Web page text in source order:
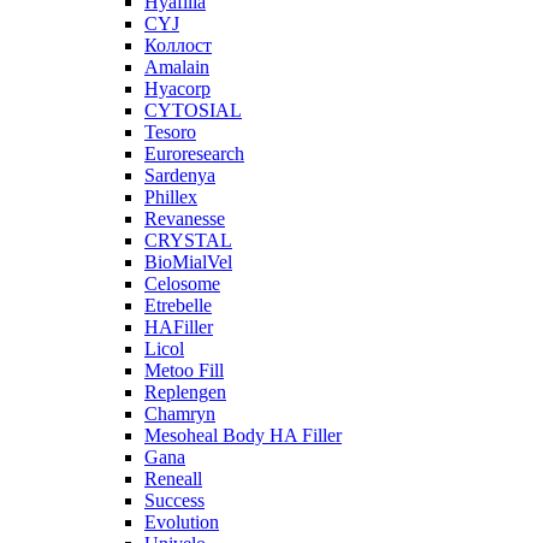
CYJ
Коллост
Amalain
Hyacorp
CYTOSIAL
Tesoro
Euroresearch
Sardenya
Phillex
Revanesse
CRYSTAL
BioMialVel
Celosome
Etrebelle
HAFiller
Licol
Metoo Fill
Replengen
Chamryn
Mesoheal Body HA Filler
Gana
Reneall
Success
Evolution